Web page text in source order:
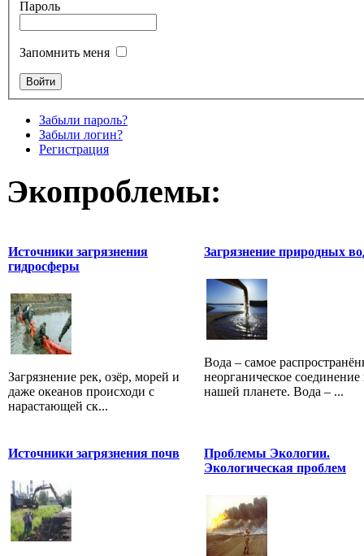
Пароль
Запомнить меня
Забыли пароль?
Забыли логин?
Регистрация
Экопроблемы:
Источники загрязнения
гидросферы
Загрязнение рек, озёр, морей и
даже океанов происходи с
нарастающей ск...
Загрязнение природных
Вода – самое
неорганическое соединение
нашей планете. Вода – ...
Источники загрязнения почв
Проблемы Экологии.
Экологическая проблем